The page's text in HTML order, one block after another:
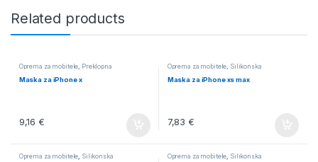
Related products
Oprema za mobitele Preklopna
Maska za iPhone x
9,16 €
Oprema za mobitele Silikonska
Maska za iPhone xs max
7,83 €
Oprema za mobitele Silikonska
Oprema za mobitele Silikonska